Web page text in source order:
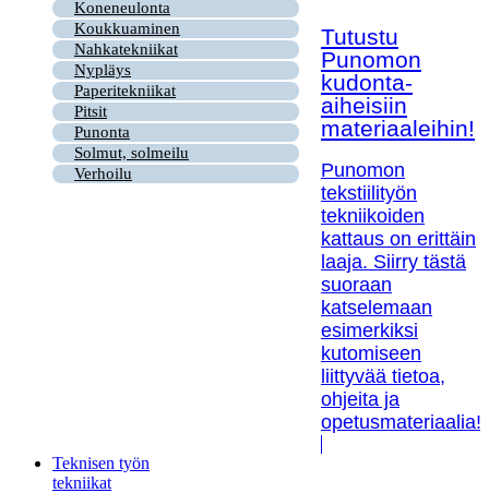
Koneneulonta
Koukkuaminen
Nahkatekniikat
Nypläys
Paperitekniikat
Pitsit
Punonta
Solmut, solmeilu
Verhoilu
Tutustu
Punomon
kudonta-
aiheisiin
materiaaleihin!
Punomon
tekstiilityön
tekniikoiden
kattaus on erittäin
laaja. Siirry tästä
suoraan
katselemaan
esimerkiksi
kutomiseen
liittyvää tietoa,
ohjeita ja
opetusmateriaalia!
Teknisen työn
tekniikat